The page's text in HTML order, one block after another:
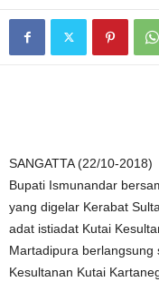
SANGATTA (22/10-2018)
Bupati Ismunandar
yang digelar Kerabat
adat istiadat Kutai
Martadipura berlangsung
Kesultanan Kutai